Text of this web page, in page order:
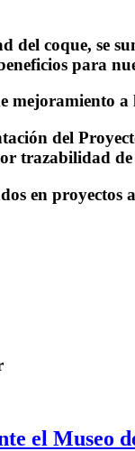
del coque, se
para
mejoramiento
del
trazabilidad
en
el Museo